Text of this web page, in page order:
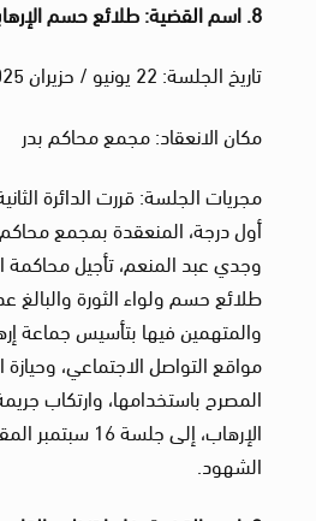
8. اسم القضية: طلائع حسم الإرهابية (2)
تاريخ الجلسة: 22 يونيو / حزيران 2025
مكان الانعقاد: مجمع محاكم بدر
مجريات الجلسة: قررت الدائرة
أول درجة، المنعقدة بمجمع محاكم
وجدي عبد المنعم، تأجيل محاكمة
والمتهمين فيها بتأسيس جماعة
مواقع التواصل الاجتماعي، وحيازة
المصرح باستخدامها، وارتكاب
الإرهاب، إلى جلسة
الشهود.